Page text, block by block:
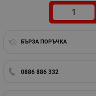
БЪРЗА ПОРЪЧКА
0886 886 332